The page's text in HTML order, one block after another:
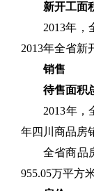
新开工面
2013年，全
2013年全省新
销售
待售面积总
2013年，全
年四川商品房
全省商品房
955.05万平方